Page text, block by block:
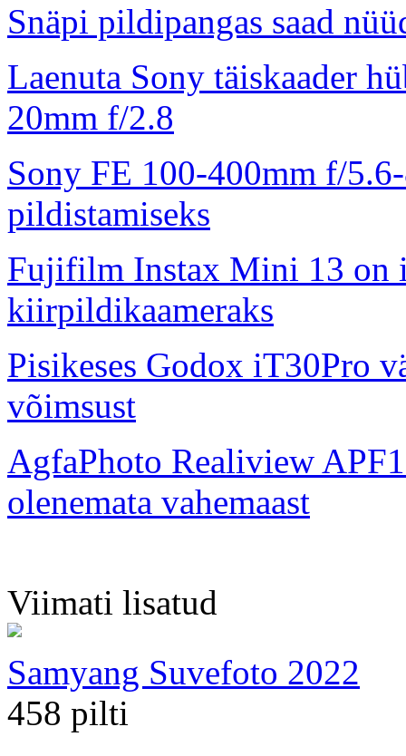
Snäpi pildipangas saad
Laenuta Sony täiskaader
20mm f/2.8
Sony FE 100-400mm f/
pildistamiseks
Fujifilm Instax Mini 13 on
kiirpildikaameraks
Pisikeses Godox iT30Pro
võimsust
AgfaPhoto Realiview
olenemata vahemaast
Viimati lisatud
Samyang Suvefoto 2022
458 pilti